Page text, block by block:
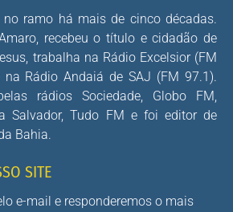
ramo há mais de cinco décadas.
recebeu o título e cidadão de
trabalha na Rádio Excelsior (FM
Rádio Andaiá de SAJ (FM 97.1).
rádios Sociedade, Globo FM,
Salvador, Tudo FM e foi editor de
Bahia.
SITE
e-mail e responderemos o mais